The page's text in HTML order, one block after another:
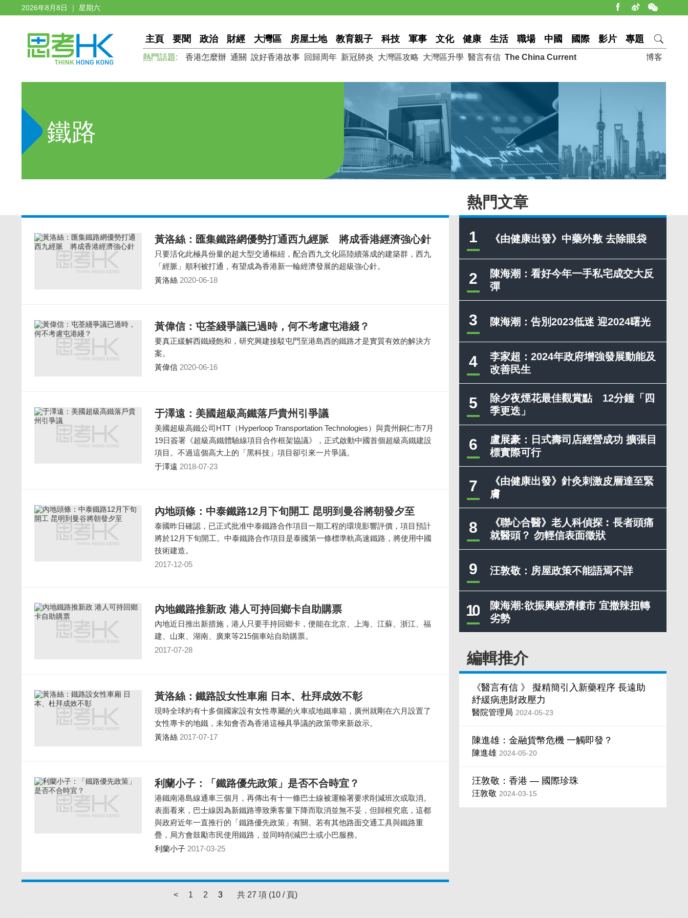
2026年8月8日 ｜ 星期六
主頁 要聞 政治 財經 大灣區 房屋土地 教育親子 科技 軍事 文化 健康 生活 職場 中國 國際 影片 專題
博客
熱門話題: 香港怎麼辦 通關 說好香港故事 回歸周年 新冠肺炎 大灣區攻略 大灣區升學 醫言有信 The China Current
鐵路
熱門文章
1 《由健康出發》中藥外敷 去除眼袋
2
陳海潮：看好今年一手私宅成交大反
彈
3 陳海潮：告別2023低迷 迎2024曙光
4
李家超：2024年政府增強發展動能及
改善民生
5
除夕夜煙花最佳觀賞點 12分鐘「四
季更迭」
6
盧展豪：日式壽司店經營成功 擴張目
標實際可行
7
《由健康出發》針灸刺激皮層達至緊
膚
8
《聯心合醫》老人科偵探︰長者頭痛
就醫頭？ 勿輕信表面徵狀
9 汪敦敬：房屋政策不能語焉不詳
10
陳海潮:欲振興經濟樓市 宜撤辣扭轉
劣勢
編輯推介
《醫言有信 》 擬精簡引入新藥程序 長遠助
紓緩病患財政壓力
醫院管理局 2024-05-23
陳進雄：金融貨幣危機 一觸即發？
陳進雄 2024-05-20
汪敦敬：香港 — 國際珍珠
汪敦敬 2024-03-15
黃洛絲：匯集鐵路網優勢打通西九經脈 將成香港經濟強心針
只要活化此極具份量的超大型交通樞紐，配合西九文化區陸續落成的建築群，西九
「經脈」順利被打通，有望成為香港新一輪經濟發展的超級強心針。
黃洛絲 2020-06-18
黃偉信：屯荃綫爭議已過時，何不考慮屯港綫？
要真正緩解西鐵綫飽和，研究興建接駁屯門至港島西的鐵路才是實質有效的解決方
案。
黃偉信 2020-06-16
于澤遠：美國超級高鐵落戶貴州引爭議
美國超級高鐵公司HTT（Hyperloop Transportation Technologies）與貴州銅仁市7月
19日簽署《超級高鐵體驗線項目合作框架協議》，正式啟動中國首個超級高鐵建設
項目。不過這個高大上的「黑科技」項目卻引來一片爭議。
于澤遠 2018-07-23
內地頭條：中泰鐵路12月下旬開工 昆明到曼谷將朝發夕至
泰國昨日確認，已正式批准中泰鐵路合作項目一期工程的環境影響評價，項目預計
將於12月下旬開工。中泰鐵路合作項目是泰國第一條標準軌高速鐵路，將使用中國
技術建造。
2017-12-05
內地鐵路推新政 港人可持回鄉卡自助購票
內地近日推出新措施，港人只要手持回鄉卡，便能在北京、上海、江蘇、浙江、福
建、山東、湖南、廣東等215個車站自助購票。
2017-07-28
黃洛絲：鐵路設女性車廂 日本、杜拜成效不彰
現時全球約有十多個國家設有女性專屬的火車或地鐵車箱，廣州就剛在六月設置了
女性專卡的地鐵，未知會否為香港這極具爭議的政策帶來新啟示。
黃洛絲 2017-07-17
利蘭小子：「鐵路優先政策」是否不合時宜？
港鐵南港島線通車三個月，再傳出有十一條巴士線被運輸署要求削減班次或取消。
表面看來，巴士線因為新鐵路導致乘客量下降而取消並無不妥，但歸根究底，這都
與政府近年一直推行的「鐵路優先政策」有關。若有其他路面交通工具與鐵路重
疊，局方會鼓勵市民使用鐵路，並同時削減巴士或小巴服務。
利蘭小子 2017-03-25
< 1 2 3 共 27 項 (10 / 頁)